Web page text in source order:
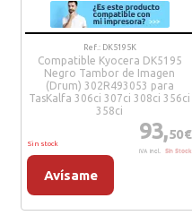
Ref.: DK5195K
Compatible Kyocera DK5195
Negro Tambor de Imagen
(Drum) 302R493053 para
TasKalfa 306ci 307ci 308ci 356ci
358ci
93,50€
IVA Incl. Sin Stock
Sin stock
Avísame